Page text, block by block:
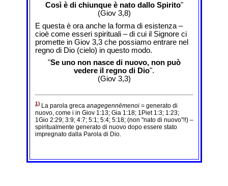
Così è di chiunque è nato dallo Spirito"
(Giov 3,8)
E questa è ora anche la forma di esistenza –
cioè come esseri spirituali – di cui il Signore ci
promette in Giov 3,3 che possiamo entrare nel
regno di Dio (cielo) in questo modo.
"Se uno non nasce di nuovo, non può
vedere il regno di Dio".
(Giov 3,3)
1)La parola greca anagegennēmenoi= generato di
nuovo, come i in Giov 1:13; Gia 1:18; 1Piet 1:3; 1:23;
1Gio 2:29; 3:9; 4:7; 5:1; 5:4; 5:18; (non "nato di nuovo"!!) –
spiritualmente generato di nuovo dopo essere stato
impregnato dalla Parola di Dio.